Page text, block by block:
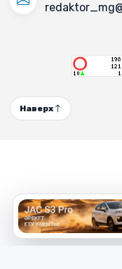
Наверх